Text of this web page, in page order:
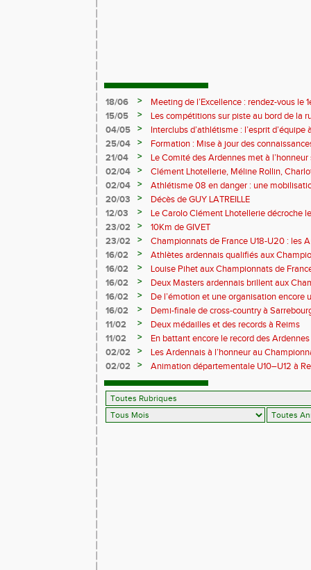
18/06 >
Meeting de l’Excellence : rendez-vous le
15/05
>
Les compétitions sur piste au bord de la
04/05
>
Interclubs d’athlétisme : l’esprit d’équipe
rempart contre la sédentarité des jeunes
25/04 >
Formation : Mise à jour des
M372)
21/04 >
Le Comité des Ardennes met à
02/04
>
Clément Lhotellerie, Méline Rollin,
prolifique pour les coureurs ardennais
02/04 >
Athlétisme 08 en danger : une
20/03
>
Décès de GUY LATREILLE
12/03
>
Le Carolo Clément Lhotellerie décroche
master de cross-country
23/02 >
10Km de GIVET
23/02
>
Championnats de France U18-U20 : les
Val-de-Reuil
16/02 >
Athlètes ardennais qualifiés aux
en salle
16/02 >
Louise Pihet aux Championnats de
16/02
>
Deux Masters ardennais brillent aux
Saint‑Brieuc
16/02 >
De l’émotion et une organisation encore
Trail 2026
16/02 >
Demi-finale de cross-country à
boue… et à la fête !
11/02 >
Deux médailles et des records à Reims
11/02
>
En battant encore le record des
Pihet ira aux championnats de France
02/02 >
Les Ardennais à l’honneur au
02/02
>
Animation départementale U10–U12 à